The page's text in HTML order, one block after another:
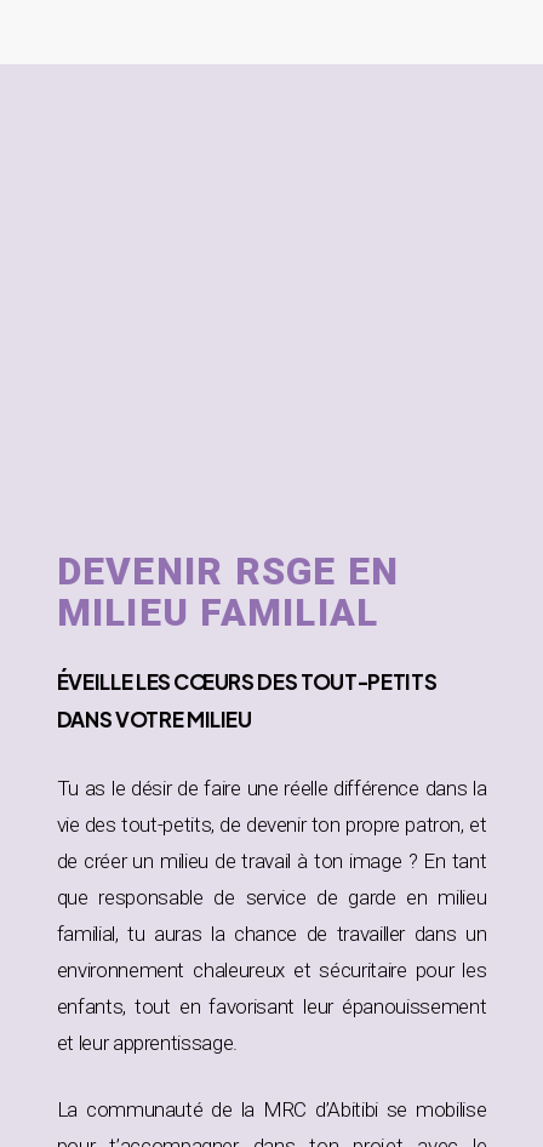
DEVENIR RSGE EN
MILIEU FAMILIAL
ÉVEILLELES CŒURS DES TOUT-PETITS
DANSVOTRE MILIEU
Tu as le désir de faire une réelle différence dans la
vie des tout-petits, de devenir ton propre patron, et
de créer un milieu de travail à ton image ? En tant
que responsable de service de garde en milieu
familial, tu auras la chance de travailler dans un
environnement chaleureux et sécuritaire pour les
enfants, tout en favorisant leur épanouissement
et leur apprentissage.
La communauté de la MRC d’Abitibi se mobilise